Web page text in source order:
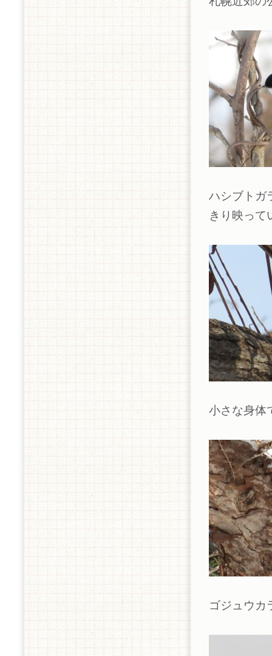
ハシブトガ
きり映って
小さな身体
ゴジュウカ